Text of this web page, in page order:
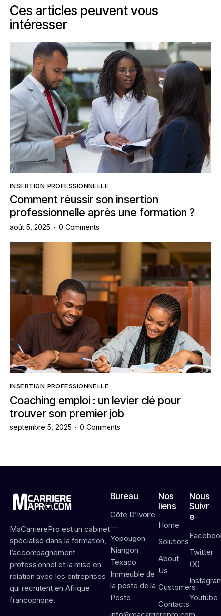
Ces articles peuvent vous
intéresser
INSERTION PROFESSIONNELLE
Comment réussir son insertion
professionnelle après une formation ?
août 5, 2025 0 Comments
INSERTION PROFESSIONNELLE
Coaching emploi : un levier clé pour
trouver son premier job
septembre 5, 2025 0 Comments
MaCarrierePro est un cabinet
spécialisé dans la formation,
l’accompagnement
professionnel et la mise en
relation avec les entreprises
qui recrutent en Afrique
francophone.
Bureau
Côte D’Ivoire
—
Yopougon
Niangon
Texaco
Immeuble de
la poste de la
Poste
Nos
liens
Home
Solutions
About
Us
Customers
Contacts
Nous
Suivr
e
Twitter
(X)
Youtube